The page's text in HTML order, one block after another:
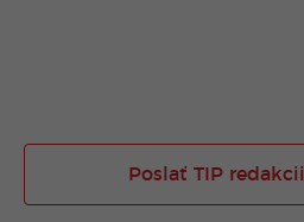
Poslať TIP